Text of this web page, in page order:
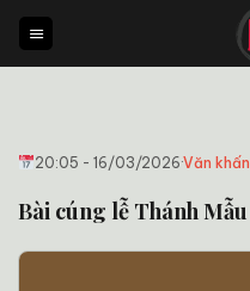
qua
nội
20:05 - 16/03/2026·Văn khấn
Bài cúng lễ Thánh Mẫu